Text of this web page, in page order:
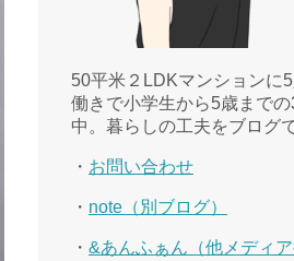
50平米２LDKマンションに
働きで小学生から5歳まで
中。暮らしの工夫をブログ
・ お問い合わせ
・ note（別ブログ）
・ &あんふぁん（他メディア